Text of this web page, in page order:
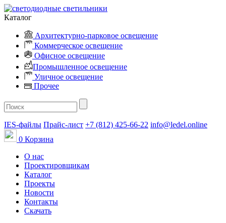
Каталог
Архитектурно-парковое освещение
Коммерческое освещение
Офисное освещение
Промышленное освещение
Уличное освещение
Прочее
IES-файлы Прайс-лист +7 (812) 425-66-22 info@ledel.online
0 Корзина
О нас
Проектировщикам
Каталог
Проекты
Новости
Контакты
Скачать